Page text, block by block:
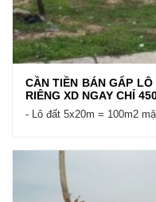
CẦN TIỀN BÁN GẤP
RIÊNG XD NGAY CHỈ
- Lô đất 5x20m = 100m2